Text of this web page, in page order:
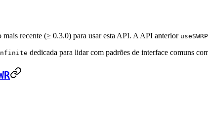
mais recente (≥ 0.3.0) para usar esta API. A API anterior
dedicada para lidar com padrões de interface comuns